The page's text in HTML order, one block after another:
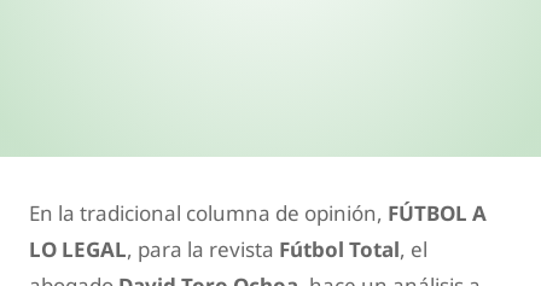
En la tradicional columna de opinión, FÚTBOL A
LO LEGAL, para la revista Fútbol Total, el